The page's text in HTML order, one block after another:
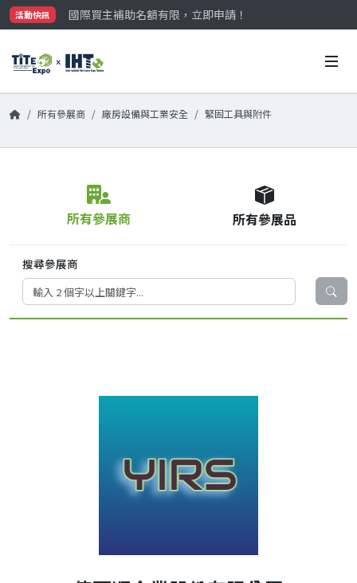
活動快訊
參觀門票開放申請中‼️
最大規模台灣五金展TiTE x IHT，2026/10/20-22與您在
國際買主補助名額有限，立即申請！
所有參展商 廠房設備與工業安全 緊固工具與附件
所有參展商 所有參展品
搜尋參展商